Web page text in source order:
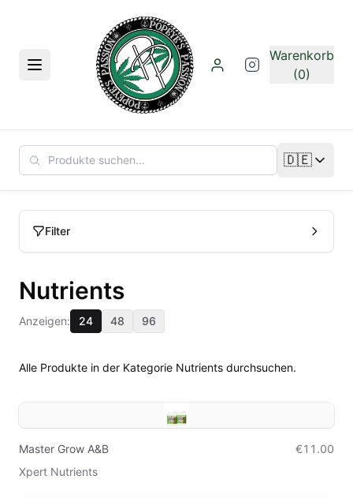
Menü
Warenkorb
(0)
🇩🇪
Sprache
Filter
Nutrients
Anzeigen: 24 48 96
Alle Produkte in der Kategorie Nutrients durchsuchen.
Master Grow A&B
€11.00
Xpert Nutrients